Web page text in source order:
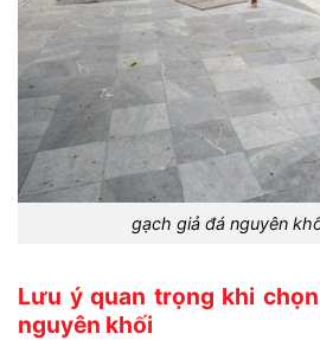
gạch giả đá nguyên
Lưu ý quan trọng khi
nguyên khối